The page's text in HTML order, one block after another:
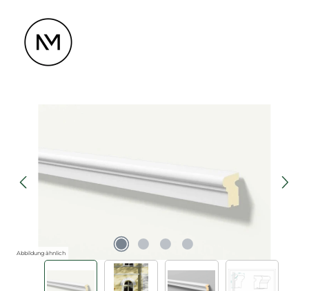
Abbildung ähnlich